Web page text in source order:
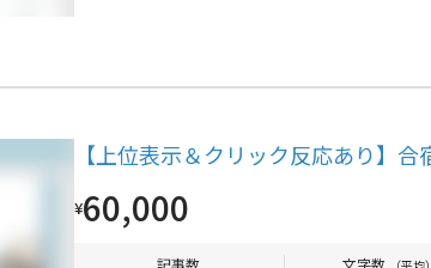
【上位表示＆クリック反応あり】
¥60,000
記事数 文字数 （平均）